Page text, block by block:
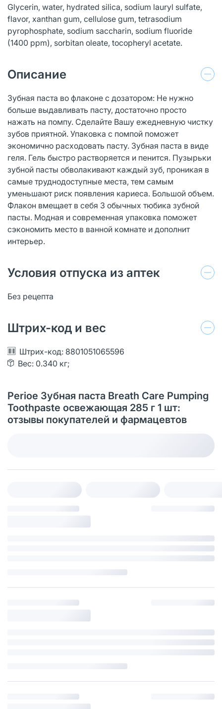
Glycerin, water, hydrated silica, sodium lauryl sulfate,
flavor, xanthan gum, cellulose gum, tetrasodium
pyrophosphate, sodium saccharin, sodium fluoride
(1400 ppm), sorbitan oleate, tocopheryl acetate.
Описание
Зубная паста во флаконе с дозатором: Не нужно
больше выдавливать пасту, достаточно просто
нажать на помпу. Сделайте Вашу ежедневную чистку
зубов приятной. Упаковка с помпой поможет
экономично расходовать пасту. Зубная паста в виде
геля. Гель быстро растворяется и пенится. Пузырьки
зубной пасты обволакивают каждый зуб, проникая в
самые труднодоступные места, тем самым
уменьшают риск появления кариеса. Большой объем.
Флакон вмещает в себя 3 обычных тюбика зубной
пасты. Модная и современная упаковка поможет
сэкономить место в ванной комнате и дополнит
интерьер.
Условия отпуска из аптек
Без рецепта
Штрих-код и вес
Штрих-код: 8801051065596
Вес: 0.340 кг;
Perioe Зубная паста Breath Care Pumping
Toothpaste освежающая 285 г 1 шт:
отзывы покупателей и фармацевтов